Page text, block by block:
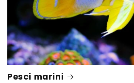
Pesci marini